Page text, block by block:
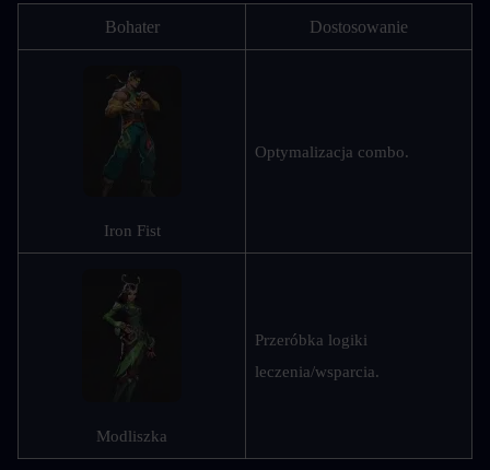
Bohater Dostosowanie
Iron Fist
Optymalizacja combo.
Modliszka
Przeróbka logiki
leczenia/wsparcia.